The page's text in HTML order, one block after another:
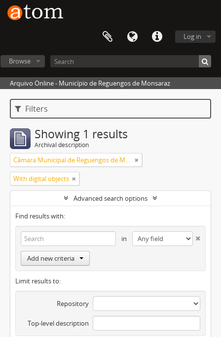
Log in
Browse
Arquivo Online - Município de Reguengos de Monsaraz
Filters
Showing 1 results
Archival description
Câmara Municipal de Reguengos de Monsaraz
With digital objects
Advanced search options
Find results with:
in
Add new criteria
Limit results to:
Repository
Top-level description